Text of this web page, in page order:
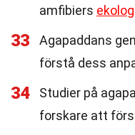
amfibiers
33
Agapaddans
förstå dess
34
Studier på
forskare att